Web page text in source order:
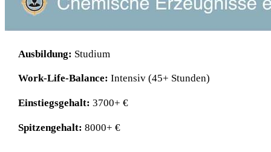
Ausbildung: Studium
Work-Life-Balance: Intensiv (45+ Stunden)
Einstiegsgehalt: 3700+ €
Spitzengehalt: 8000+ €